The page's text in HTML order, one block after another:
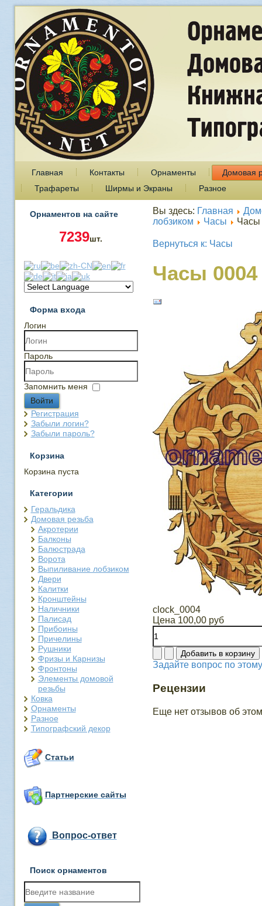
Главная Контакты Орнаменты
Домовая
Трафареты
Ширмы и Экраны Разное
Орнаментов на сайте
7239шт.
Форма входа
Логин
Пароль
Запомнить меня
Войти
Регистрация
Забыли логин?
Забыли пароль?
Корзина
Корзина пуста
Категории
Геральдика
Домовая резьба
Акротерии
Балконы
Балюстрада
Ворота
Выпиливание лобзиком
Двери
Калитки
Кронштейны
Наличники
Палисад
Прибоины
Причелины
Рушники
Фризы и Карнизы
Фронтоны
Элементы домовой
резьбы
Ковка
Орнаменты
Разное
Типографский декор
Статьи
Партнерские сайты
Вопрос-ответ
Поиск орнаментов
Вы здесь: Главная
лобзиком
Часы Часы
Вернуться к: Часы
Часы 0004
clock_0004
Цена 100,00 руб
Задайте вопрос по
Рецензии
Еще нет отзывов об